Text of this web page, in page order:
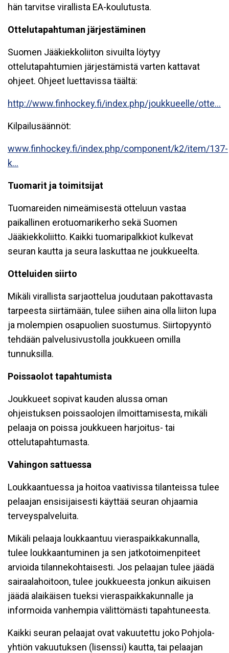
hän tarvitse virallista EA-koulutusta.
Ottelutapahtuman järjestäminen
Suomen Jääkiekkoliiton sivuilta löytyy
ottelutapahtumien järjestämistä varten kattavat
ohjeet. Ohjeet luettavissa täältä:
http://www.finhockey.fi/index.php/joukkueelle/otte...
Kilpailusäännöt:
www.finhockey.fi/index.php/component/k2/item/137-
k...
Tuomarit ja toimitsijat
Tuomareiden nimeämisestä otteluun vastaa
paikallinen erotuomarikerho sekä Suomen
Jääkiekkoliitto. Kaikki tuomaripalkkiot kulkevat
seuran kautta ja seura laskuttaa ne joukkueelta.
Otteluiden siirto
Mikäli virallista sarjaottelua joudutaan pakottavasta
tarpeesta siirtämään, tulee siihen aina olla liiton lupa
ja molempien osapuolien suostumus. Siirtopyyntö
tehdään palvelusivustolla joukkueen omilla
tunnuksilla.
Poissaolot tapahtumista
Joukkueet sopivat kauden alussa oman
ohjeistuksen poissaolojen ilmoittamisesta, mikäli
pelaaja on poissa joukkueen harjoitus- tai
ottelutapahtumasta.
Vahingon sattuessa
Loukkaantuessa ja hoitoa vaativissa tilanteissa tulee
pelaajan ensisijaisesti käyttää seuran ohjaamia
terveyspalveluita.
Mikäli pelaaja loukkaantuu vieraspaikkakunnalla,
tulee loukkaantuminen ja sen jatkotoimenpiteet
arvioida tilannekohtaisesti. Jos pelaajan tulee jäädä
sairaalahoitoon, tulee joukkueesta jonkun aikuisen
jäädä alaikäisen tueksi vieraspaikkakunnalle ja
informoida vanhempia välittömästi tapahtuneesta.
Kaikki seuran pelaajat ovat vakuutettu joko Pohjola-
yhtiön vakuutuksen (lisenssi) kautta, tai pelaajan